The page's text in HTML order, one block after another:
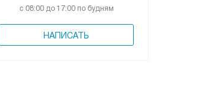
с 08:00 до 17:00 по будням
НАПИСАТЬ